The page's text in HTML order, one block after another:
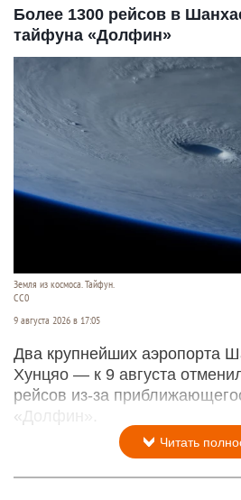
Более 1300 рейсов в
тайфуна «Долфин»
Земля из космоса. Тайфун.
СС0
9 августа 2026 в 17:05
Два крупнейших аэропорта
Хунцяо — к 9 августа
рейсов из-за
«Долфин».
Читать